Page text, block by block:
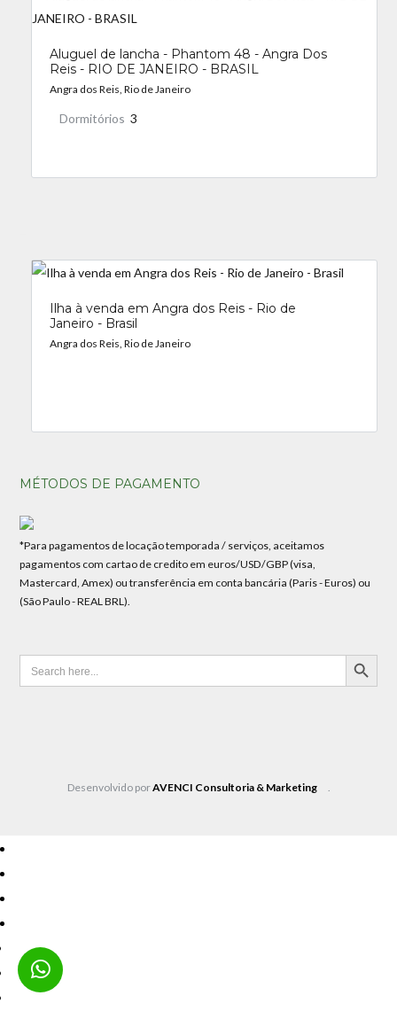
Aluguel de lancha - Phantom 48 - Angra Dos
Reis - RIO DE JANEIRO - BRASIL
Angra dos Reis, Rio de Janeiro
Dormitórios 3
Ilha à venda em Angra dos Reis - Rio de
Janeiro - Brasil
Angra dos Reis, Rio de Janeiro
MÉTODOS DE PAGAMENTO
*Para pagamentos de locação temporada / serviços, aceitamos
pagamentos com cartao de credito em euros/USD/GBP (visa,
Mastercard, Amex) ou transferência em conta bancária (Paris - Euros) ou
(São Paulo - REAL BRL).
Search
for:
SEARCH BUTTON
Desenvolvido porAVENCI Consultoria & Marketing